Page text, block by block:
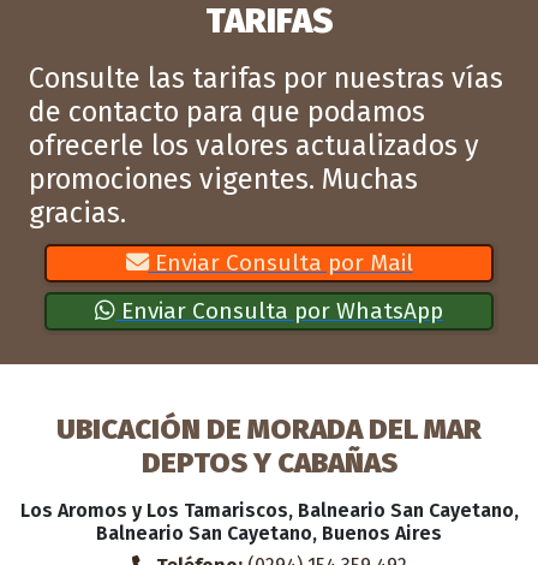
TARIFAS
Consulte las tarifas por nuestras vías
de contacto para que podamos
ofrecerle los valores actualizados y
promociones vigentes. Muchas
gracias.
Enviar Consulta por Mail
Enviar Consulta por WhatsApp
UBICACIÓN DE MORADA DEL MAR
DEPTOS Y CABAÑAS
Los Aromos y Los Tamariscos, Balneario San Cayetano,
Balneario San Cayetano, Buenos Aires